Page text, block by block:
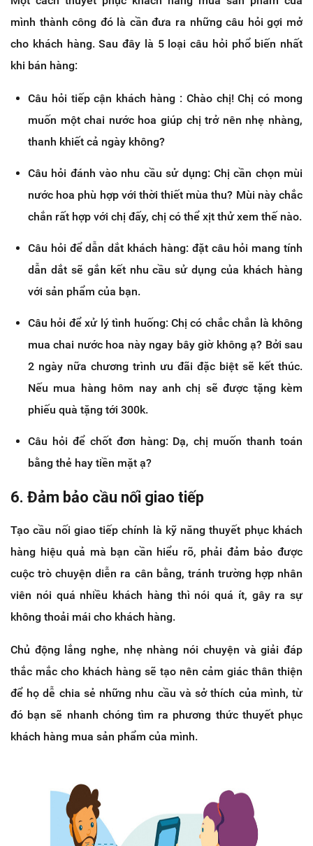
mình thành công đó là cần đưa ra những câu hỏi gợi mở
cho khách hàng. Sau đây là 5 loại câu hỏi phổ biến nhất
khi bán hàng:
Câu hỏi tiếp cận khách hàng : Chào chị! Chị có mong
muốn một chai nước hoa giúp chị trở nên nhẹ nhàng,
thanh khiết cả ngày không?
Câu hỏi đánh vào nhu cầu sử dụng: Chị cần chọn mùi
nước hoa phù hợp với thời thiết mùa thu? Mùi này chắc
chắn rất hợp với chị đấy, chị có thể xịt thử xem thế nào.
Câu hỏi để dẫn dắt khách hàng: đặt câu hỏi mang tính
dẫn dắt sẽ gắn kết nhu cầu sử dụng của khách hàng
với sản phẩm của bạn.
Câu hỏi để xử lý tình huống: Chị có chắc chắn là không
mua chai nước hoa này ngay bây giờ không ạ? Bởi sau
2 ngày nữa chương trình ưu đãi đặc biệt sẽ kết thúc.
Nếu mua hàng hôm nay anh chị sẽ được tặng kèm
phiếu quà tặng tới 300k.
Câu hỏi để chốt đơn hàng: Dạ, chị muốn thanh toán
bằng thẻ hay tiền mặt ạ?
6. Đảm bảo cầu nối giao tiếp
Tạo cầu nối giao tiếp chính là kỹ năng thuyết phục khách
hàng hiệu quả mà bạn cần hiểu rõ, phải đảm bảo được
cuộc trò chuyện diễn ra cân bằng, tránh trường hợp nhân
viên nói quá nhiều khách hàng thì nói quá ít, gây ra sự
không thoải mái cho khách hàng.
Chủ động lắng nghe, nhẹ nhàng nói chuyện và giải đáp
thắc mắc cho khách hàng sẽ tạo nên cảm giác thân thiện
để họ dễ chia sẻ những nhu cầu và sở thích của mình, từ
đó bạn sẽ nhanh chóng tìm ra phương thức thuyết phục
khách hàng mua sản phẩm của mình.